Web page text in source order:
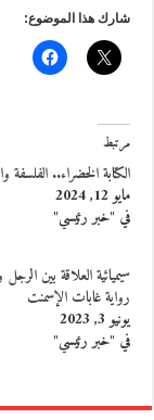
شارك هذا الموضوع:
مرتبط
الكتابة الخضراء.. الفلسفة
مايو 12, 2024
في "خبر رئيسي"
سيميائية العلاقة بين الرجل
رواية غابات الإسمنت
يونيو 3, 2023
في "خبر رئيسي"